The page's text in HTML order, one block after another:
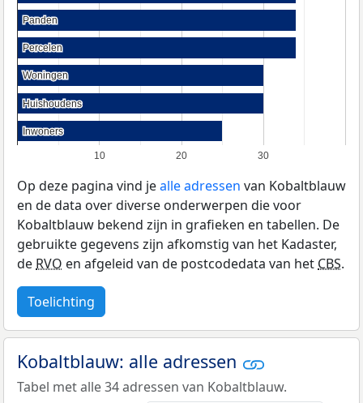
10 20 30
Panden
Panden
Percelen
Percelen
Woningen
Woningen
Huishoudens
Huishoudens
Inwoners
Inwoners
Op deze pagina vind jealle adressen van Kobaltblauw
en de data over diverse onderwerpen die voor
Kobaltblauw bekend zijn in grafieken en tabellen. De
gebruikte gegevens zijn afkomstig van het Kadaster,
deRVO en afgeleid van de postcodedata van hetCBS.
Toelichting
Kobaltblauw: alle adressen
Tabel met alle 34 adressen van Kobaltblauw.